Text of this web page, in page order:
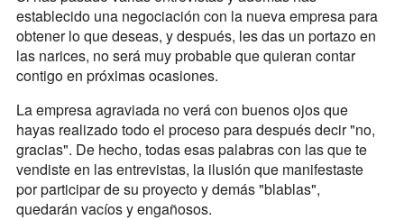
establecido una negociación con la nueva empresa para
obtener lo que deseas, y después, les das un portazo en
las narices, no será muy probable que quieran contar
contigo en próximas ocasiones.
La empresa agraviada no verá con buenos ojos que
hayas realizado todo el proceso para después decir "no,
gracias". De hecho, todas esas palabras con las que te
vendiste en las entrevistas, la ilusión que manifestaste
por participar de su proyecto y demás "blablas",
quedarán vacíos y engañosos.